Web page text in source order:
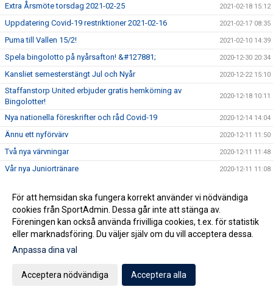
Extra Årsmöte torsdag 2021-02-25 2021-02-18 15:12
Uppdatering Covid-19 restriktioner 2021-02-16 2021-02-17 08:35
Puma till Vallen 15/2! 2021-02-10 14:39
Spela bingolotto på nyårsafton! &#127881; 2020-12-30 20:34
Kansliet semesterstängt Jul och Nyår 2020-12-22 15:10
Staffanstorp United erbjuder gratis hemkörning av
Bingolotter!
2020-12-18 10:11
Nya nationella föreskrifter och råd Covid-19 2020-12-14 14:04
Ännu ett nyförvärv 2020-12-11 11:50
Två nya värvningar 2020-12-11 11:48
Vår nya Juniortränare 2020-12-11 11:08
Nästa nyförvärv klart! 2020-12-01 15:11
Ny Målvakt klar Herr 2020-11-25 11:55
Uppdaterade riktlinjer gällande Covid19 (2020-11-20) 2020-11-20 15:44
Ny spelare Herr
Bollrummet!
Ny spelande assisterande till A-laget
För att hemsidan ska fungera korrekt använder vi nödvändiga
cookies från SportAdmin. Dessa går inte att stänga av.
Föreningen kan också använda frivilliga cookies, t.ex. för statistik
eller marknadsföring. Du väljer själv om du vill acceptera dessa.
Anpassa dina val
Acceptera nödvändiga Acceptera alla